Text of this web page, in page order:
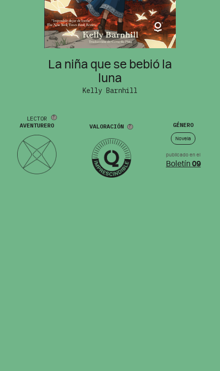
La niña que se bebió la
luna
Kelly Barnhill
LECTOR
AVENTURERO
VALORACIÓN GÉNERO
Novela
publicado en el
Boletín 09